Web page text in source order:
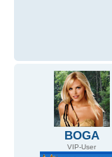
BOGA
VIP-User